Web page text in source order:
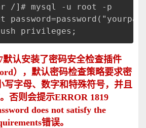
/]# mysql -u root -p
privileges;
默认安装了密码安全检查插件
），默认密码检查策略要求密
写字母、数字和特殊符号，并且
否则会提示ERROR 1819
does not satisfy the
错误。